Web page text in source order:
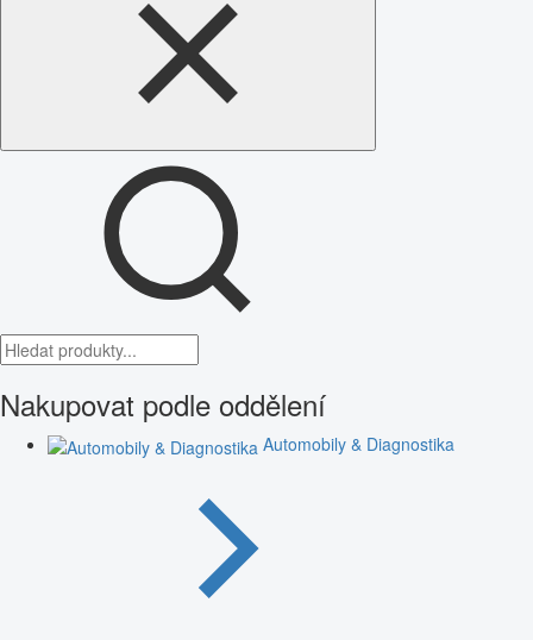
Nakupovat podle oddělení
Automobily & Diagnostika